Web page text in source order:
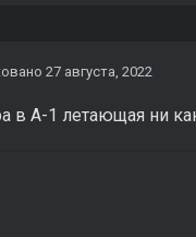
27 августа, 2022
в A-1 летающая ни